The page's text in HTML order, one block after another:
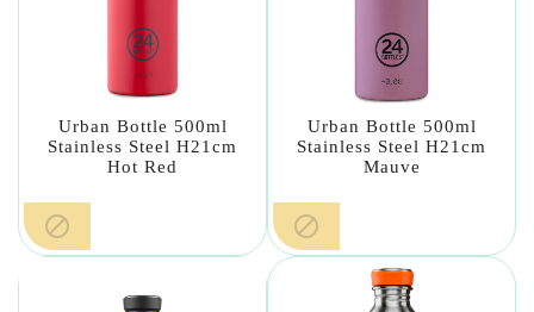
Urban Bottle 500ml
Stainless Steel H21cm
Hot Red

Urban Bottle 500ml
Stainless Steel H21cm
Mauve
